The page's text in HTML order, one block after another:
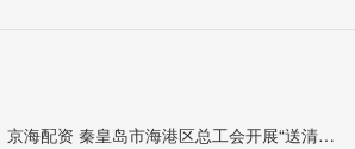
京海配资 秦皇岛市海港区总工会开展“送清凉”慰问活动